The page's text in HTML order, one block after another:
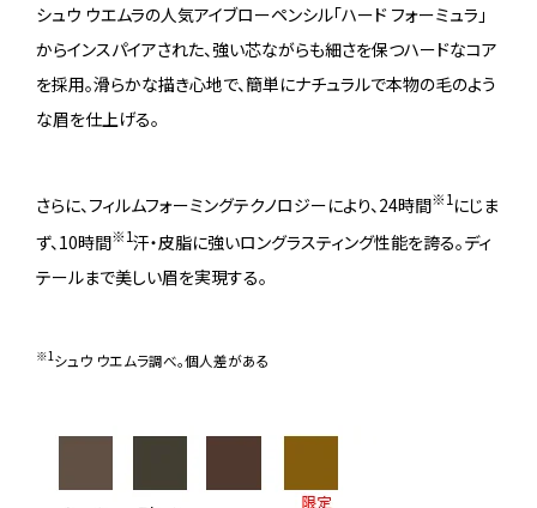
シュウ ウエムラの人気アイブローペンシル「ハード フォーミュラ」
からインスパイアされた、強い芯ながらも細さを保つハードなコア
を採用。滑らかな描き心地で、簡単にナチュラルで本物の毛のよう
な眉を仕上げる。
さらに、フィルムフォーミングテクノロジーにより、24時間※1 にじま
ず、10時間※1汗・皮脂に強いロングラスティング性能を誇る。ディ
テールまで美しい眉を実現する。
※1シュウ ウエムラ調べ。個人差がある